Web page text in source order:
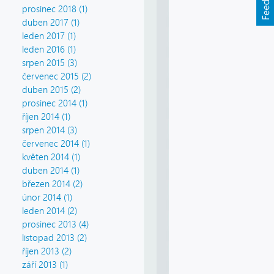
prosinec 2018 (1)
duben 2017 (1)
leden 2017 (1)
leden 2016 (1)
srpen 2015 (3)
červenec 2015 (2)
duben 2015 (2)
prosinec 2014 (1)
říjen 2014 (1)
srpen 2014 (3)
červenec 2014 (1)
květen 2014 (1)
duben 2014 (1)
březen 2014 (2)
únor 2014 (1)
leden 2014 (2)
prosinec 2013 (4)
listopad 2013 (2)
říjen 2013 (2)
září 2013 (1)